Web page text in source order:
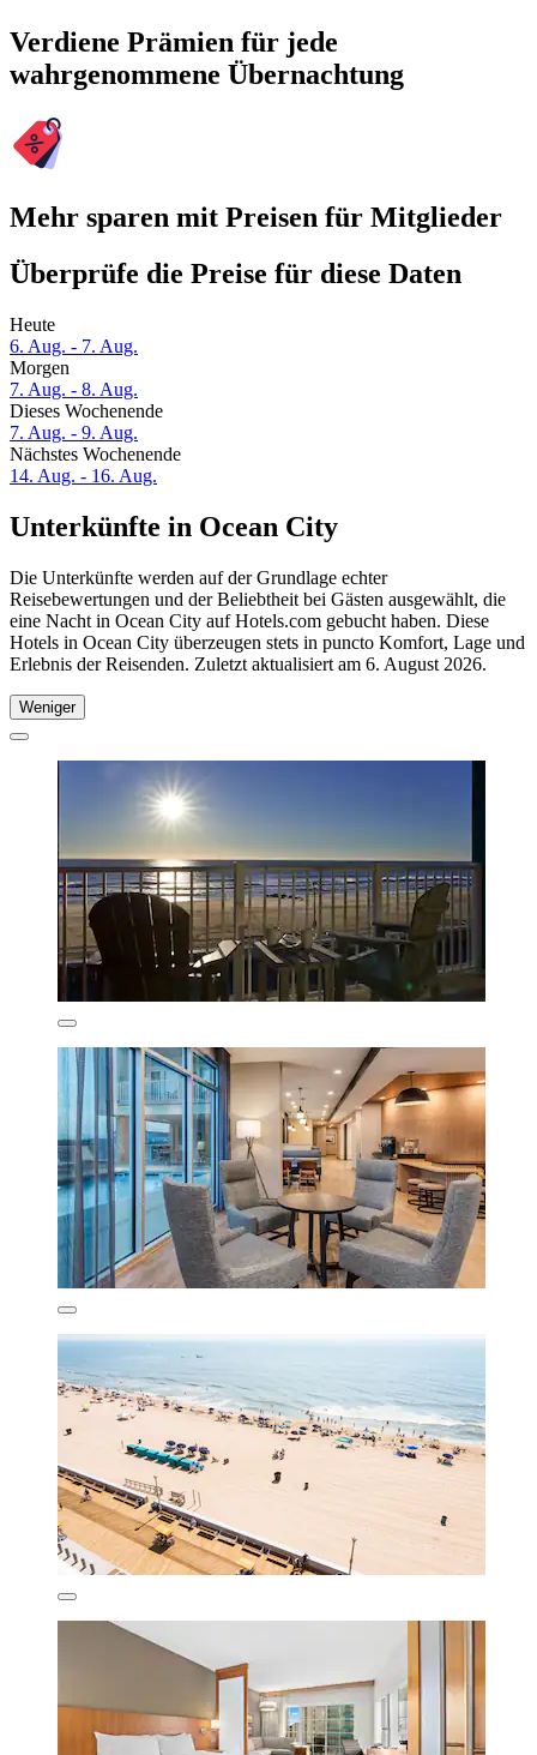
Verdiene Prämien für jede
wahrgenommene Übernachtung
Mehr sparen mit Preisen für Mitglieder
Überprüfe die Preise für diese Daten
Heute
6. Aug. - 7. Aug.
Morgen
7. Aug. - 8. Aug.
Dieses Wochenende
7. Aug. - 9. Aug.
Nächstes Wochenende
14. Aug. - 16. Aug.
Unterkünfte in Ocean City
Die Unterkünfte werden auf der Grundlage echter
Reisebewertungen und der Beliebtheit bei Gästen ausgewählt, die
eine Nacht in Ocean City auf Hotels.com gebucht haben. Diese
Hotels in Ocean City überzeugen stets in puncto Komfort, Lage und
Erlebnis der Reisenden. Zuletzt aktualisiert am 6. August 2026.
Weniger